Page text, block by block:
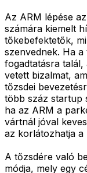
Az ARM lépése
számára kiemelt
tőkebefektetők,
szenvednek. Ha
fogadtatásra
vetett bizalmat,
tőzsdei
több száz startup
ha az ARM a
vártnál jóval
az korlátozhatja a
A tőzsdére való
módja, mely egy